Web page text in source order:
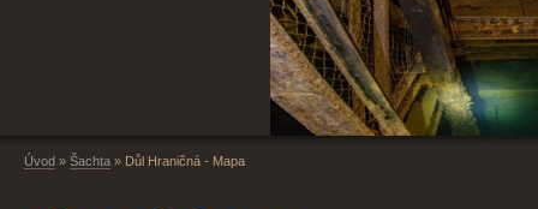
Úvod » Šachta » Důl Hraničná - Mapa